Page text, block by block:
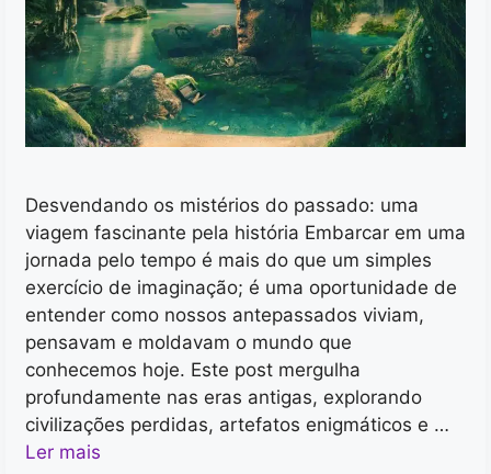
Desvendando os mistérios do passado: uma
viagem fascinante pela história Embarcar em uma
jornada pelo tempo é mais do que um simples
exercício de imaginação; é uma oportunidade de
entender como nossos antepassados viviam,
pensavam e moldavam o mundo que
conhecemos hoje. Este post mergulha
profundamente nas eras antigas, explorando
civilizações perdidas, artefatos enigmáticos e …
Ler mais